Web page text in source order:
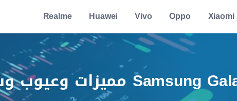
Xiaomi
Oppo
Vivo
Huawei
Realme